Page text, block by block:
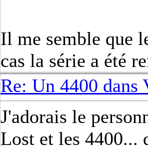
Il me semble que
cas la série a été
Re: Un 4400
J'adorais le
Lost et les 4400...